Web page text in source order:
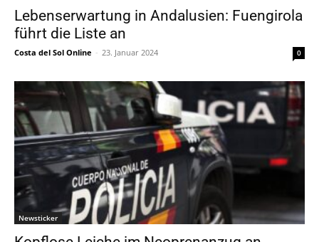
Lebenserwartung in Andalusien: Fuengirola
führt die Liste an
Costa del Sol Online - 23. Januar 2024 0
Newsticker